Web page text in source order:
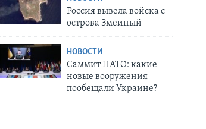
Россия вывела войска с
острова Змеиный
НОВОСТИ
Саммит НАТО: какие
новые вооружения
пообещали Украине?